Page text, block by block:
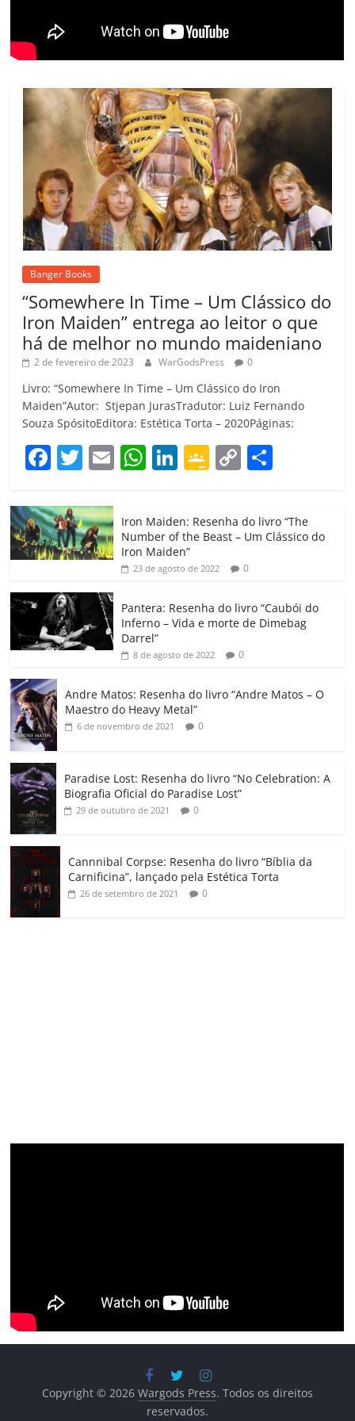
m
Banger Books
“Somewhere In Time – Um Clássico do
Iron Maiden” entrega ao leitor o que
há de melhor no mundo maideniano
2 de fevereiro de 2023 WarGodsPress 0
Livro: “Somewhere In Time – Um Clássico do Iron
Maiden”Autor: Stjepan JurasTradutor: Luiz Fernando
Souza SpósitoEditora: Estética Torta – 2020Páginas:
F
c
e
b
o
o
k
T
itt
er
E W
at
s
A
p
Li
e
dI
G
gl
e
Cl
a
ss
ro
o
C
p
y
Li
k
m
p
h
ar
Iron Maiden: Resenha do livro “The
Number of the Beast – Um Clássico do
Iron Maiden”
23 de agosto de 2022 0
Pantera: Resenha do livro “Caubói do
Inferno – Vida e morte de Dimebag
Darrel”
8 de agosto de 2022 0
Andre Matos: Resenha do livro “Andre Matos – O
Maestro do Heavy Metal”
6 de novembro de 2021 0
Paradise Lost: Resenha do livro “No Celebration: A
Biografia Oficial do Paradise Lost”
29 de outubro de 2021 0
Cannnibal Corpse: Resenha do livro “Bíblia da
Carnificina”, lançado pela Estética Torta
26 de setembro de 2021 0
Copyright © 2026 Wargods Press. Todos os direitos
reservados.